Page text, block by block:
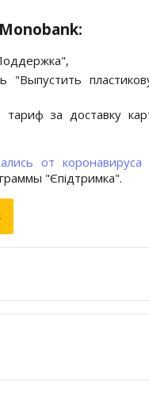
за доставку
от коронавируса
"Єпідтримка".